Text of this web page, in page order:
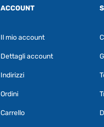
ACCOUNT
Il mio account
Dettagli account
Indirizzi
Ordini
Carrello